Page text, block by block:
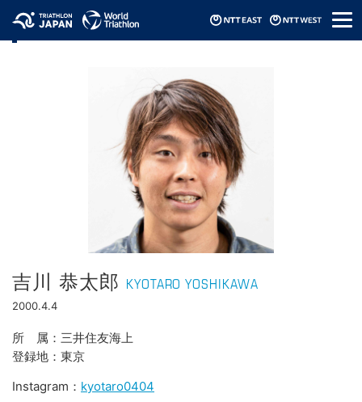
メ
ニ
選手情報
吉川 恭太郎 KYOTARO YOSHIKAWA
2000.4.4
所属
三井住友海上
登録地
東京
Instagram： kyotaro0404